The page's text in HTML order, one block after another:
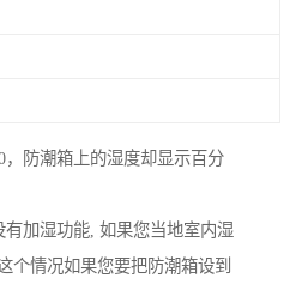
，防潮箱上的湿度却显示百分
有加湿功能, 如果您当地室内湿
个情况如果您要把防潮箱设到